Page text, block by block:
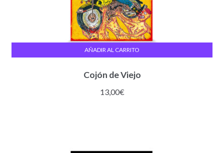
Cojón de Viejo
13,00€
AÑADIR AL CARRITO